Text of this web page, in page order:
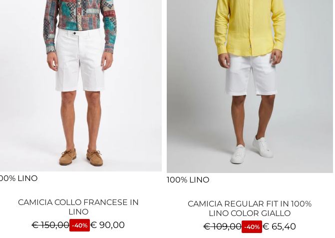
LINO
CAMICIA COLLO FRANCESE IN
LINO
€150,00 -40% € 90,00
100% LINO
CAMICIA REGULAR FIT IN 100%
LINO COLOR GIALLO
€109,00 -40% € 65,40